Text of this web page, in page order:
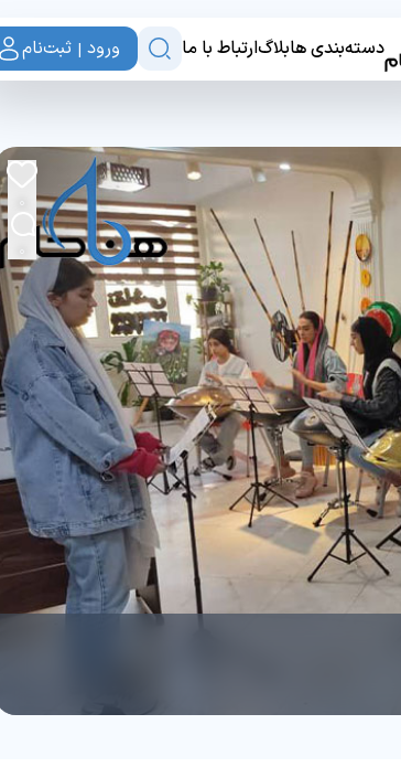
دسته‌بندی هابلاگارتباط با ما ورود | ثبت‌نام